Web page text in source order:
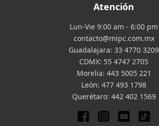
Atención
Lun-Vie 9:00 am - 6:00 pm
contacto@mipc.com.mx
Guadalajara: 33 4770 3209
CDMX: 55 4747 2705
Morelia: 443 5005 221
León: 477 493 1798
Querétaro: 442 402 1569